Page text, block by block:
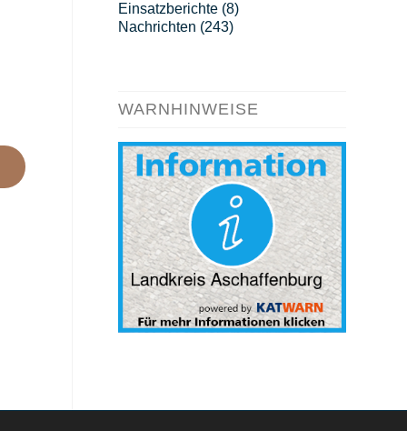
Einsatzberichte(8)
Nachrichten (243)
WARNHINWEISE